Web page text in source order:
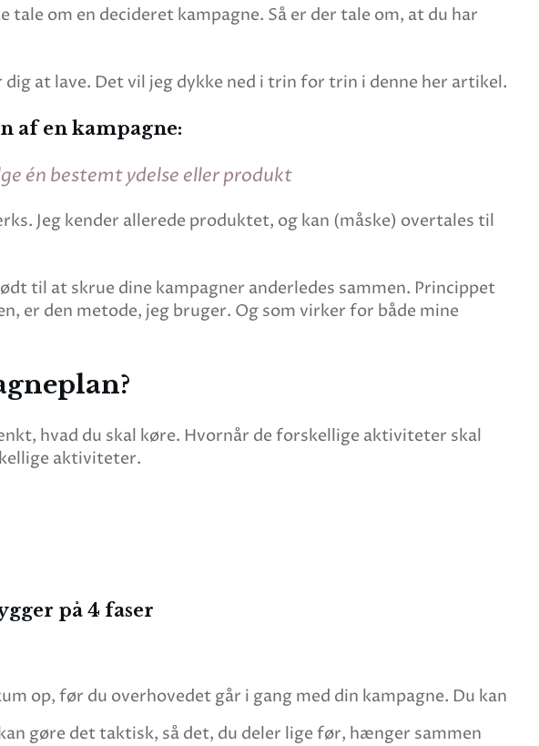
om en decideret kampagne. Så er der tale om, at du har
at lave. Det vil jeg dykke ned i trin for trin i denne her artikel.
af en kampagne:
én bestemt ydelse eller produkt
Jeg kender allerede produktet, og kan (måske) overtales til
til at skrue dine kampagner anderledes sammen. Princippet
den metode, jeg bruger. Og som virker for både mine
hvad du skal køre. Hvornår de forskellige aktiviteter skal
aktiviteter.
på 4 faser
op, før du overhovedet går i gang med din kampagne. Du kan
gøre det taktisk, så det, du deler lige før, hænger sammen